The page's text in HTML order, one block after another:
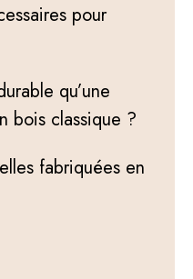
pour
qu’une
bois classique ?
fabriquées en